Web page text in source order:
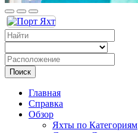
Поиск
Главная
Справка
Обзор
Яхты по Категориям